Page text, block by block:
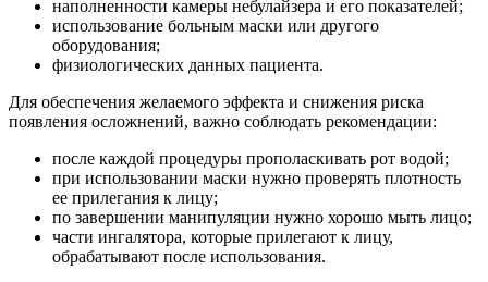
наполненности камеры небулайзера и его показателей;
использование больным маски или другого
оборудования;
физиологических данных пациента.
Для обеспечения желаемого эффекта и снижения риска
появления осложнений, важно соблюдать рекомендации:
после каждой процедуры прополаскивать рот водой;
при использовании маски нужно проверять плотность
ее прилегания к лицу;
по завершении манипуляции нужно хорошо мыть лицо;
части ингалятора, которые прилегают к лицу,
обрабатывают после использования.